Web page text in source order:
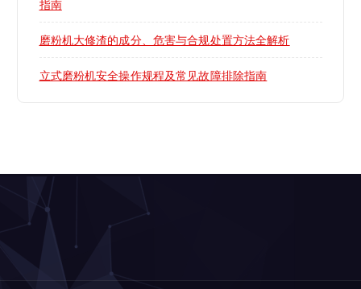
指南
磨粉机大修渣的成分、危害与合规处置方法全解析
立式磨粉机安全操作规程及常见故障排除指南